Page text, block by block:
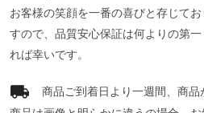
お客様の笑顔を一番の喜びと存じて
すので、品質安心保証は何よりの第
れば幸いです。
商品ご到着日より一週間、商